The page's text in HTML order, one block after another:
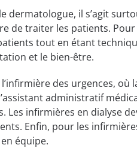
dermatologue, il s’agit
de traiter les patients.
tout en étant
et le bien-être.
des urgences,
administratif
Les infirmières en dialyse
Enfin, pour les
équipe.